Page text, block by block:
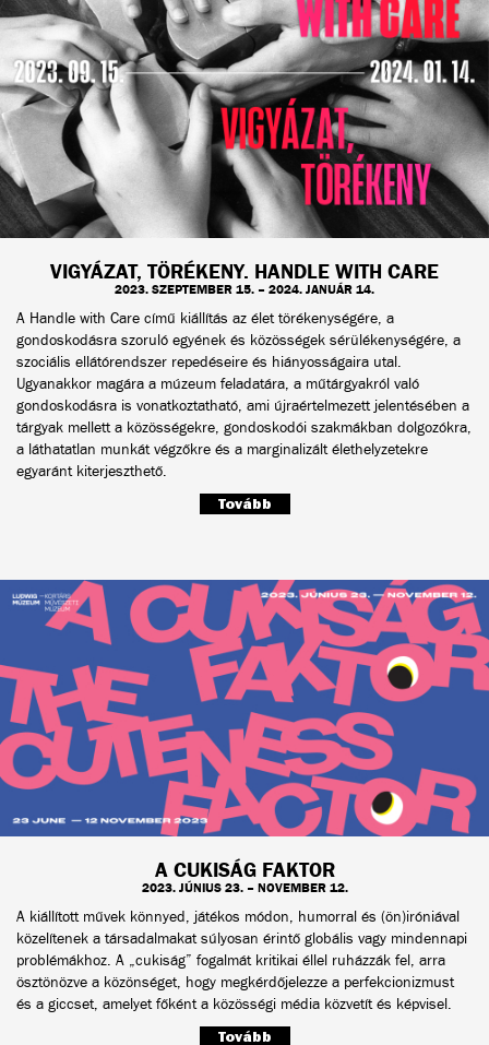
VIGYÁZAT, TÖRÉKENY. HANDLE WITH CARE
2023. SZEPTEMBER 15. – 2024. JANUÁR 14.
A Handle with Care című kiállítás az élet törékenységére, a
gondoskodásra szoruló egyének és közösségek sérülékenységére, a
szociális ellátórendszer repedéseire és hiányosságaira utal.
Ugyanakkor magára a múzeum feladatára, a műtárgyakról való
gondoskodásra is vonatkoztatható, ami újraértelmezett jelentésében a
tárgyak mellett a közösségekre, gondoskodói szakmákban dolgozókra,
a láthatatlan munkát végzőkre és a marginalizált élethelyzetekre
egyaránt kiterjeszthető.
Tovább
A CUKISÁG FAKTOR
2023. JÚNIUS 23. – NOVEMBER 12.
A kiállított művek könnyed, játékos módon, humorral és (ön)iróniával
közelítenek a társadalmakat súlyosan érintő globális vagy mindennapi
problémákhoz. A „cukiság” fogalmát kritikai éllel ruházzák fel, arra
ösztönözve a közönséget, hogy megkérdőjelezze a perfekcionizmust
és a giccset, amelyet főként a közösségi média közvetít és képvisel.
Tovább